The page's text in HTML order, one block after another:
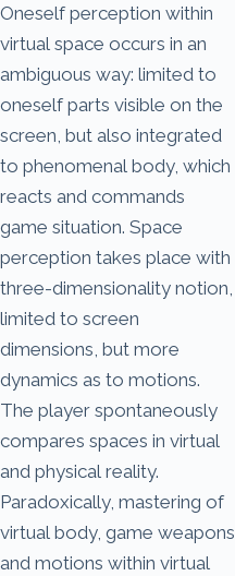
Oneself perception within
virtual space occurs in an
ambiguous way: limited to
oneself parts visible on the
screen, but also integrated
to phenomenal body, which
reacts and commands
game situation. Space
perception takes place with
three-dimensionality notion,
limited to screen
dimensions, but more
dynamics as to motions.
The player spontaneously
compares spaces in virtual
and physical reality.
Paradoxically, mastering of
virtual body, game weapons
and motions within virtual